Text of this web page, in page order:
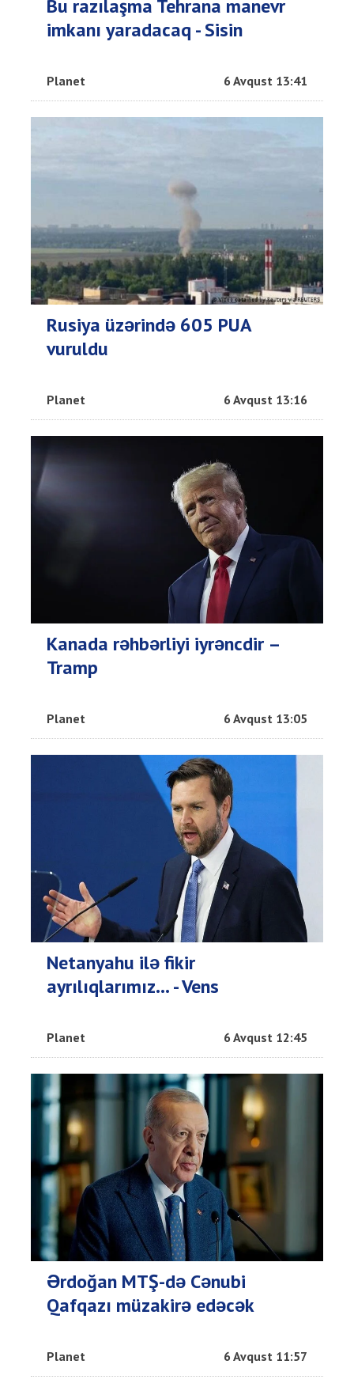
Bu razılaşma Tehrana manevr
imkanı yaradacaq - Sisin
Planet 6 Avqust 13:41
Rusiya üzərində 605 PUA
vuruldu
Planet 6 Avqust 13:16
Kanada rəhbərliyi iyrəncdir –
Tramp
Planet 6 Avqust 13:05
Netanyahu ilə fikir
ayrılıqlarımız… - Vens
Planet 6 Avqust 12:45
Ərdoğan MTŞ-də Cənubi
Qafqazı müzakirə edəcək
Planet 6 Avqust 11:57